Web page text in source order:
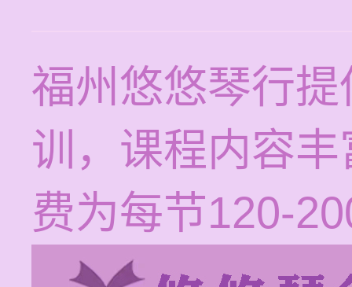
福州悠悠琴行
训，课程内容
费为每节120-